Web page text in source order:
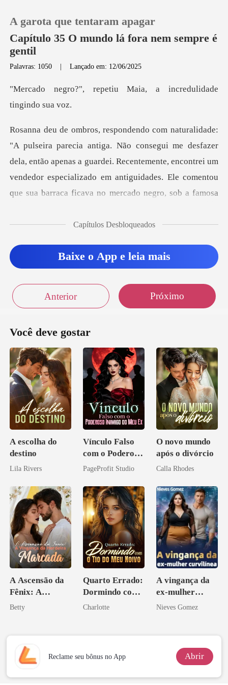
Loja
Histórico
Sair
Baixar App
A garota que tentaram apagar
Capítulo 35 O mundo lá fora nem sempre é
gentil
Palavras: 1050 |Lançado em: 12/06/2025
tiu Maia, a incredulid
me desfazer
dela, então apenas a guardei. Recentemente, encontrei um
vendedor especializado
Capítulos Desbloqueados
Baixe o App e leia mais
Anterior Próximo
Você deve gostar
A escolha do
destino
Lila Rivers
Vínculo Falso
com o Poderoso
Inimigo do Meu
PageProfit Studio
O novo mundo
após o divórcio
Calla Rhodes
A Ascensão da
Fênix: A
Vingança da
Betty
Quarto Errado:
Dormindo com
o Tio do Meu
Charlotte
A vingança da
ex-mulher
curvilínea
Nieves Gomez
Reclame seu bônus no App Abrir